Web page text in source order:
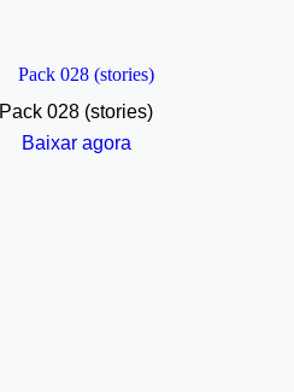
Pack 028 (stories)
Baixar agora